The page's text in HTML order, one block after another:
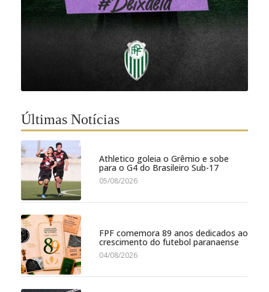
Últimas Notícias
Athletico goleia o Grêmio e sobe
para o G4 do Brasileiro Sub-17
05/08/2026
FPF comemora 89 anos dedicados ao
crescimento do futebol paranaense
04/08/2026